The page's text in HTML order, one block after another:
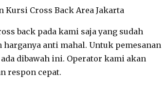
back pada kami saja yang sudah
anti mahal. Untuk pemesanan
dibawah ini. Operator kami akan
respon cepat.